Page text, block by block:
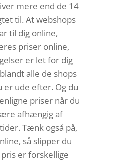
mere end de 14
til. At webshops
til dig online,
priser online,
er let for dig
alle de shops
ude efter. Og du
priser når du
afhængig af
Tænk også på,
så slipper du
er forskellige